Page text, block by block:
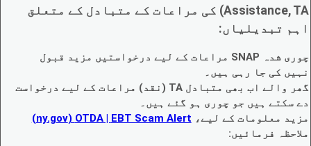
Assistance, TA) کی مراعات کے متبادل کے متعلق
اہم تبدیلیاں:
چوری شدہ SNAP مراعات کے لیے درخواستیں مزید قبول
نہیں کی جا رہی ہیں۔
گھر والے اب بھی متبادل TA (نقد) مراعات کے لیے درخواست
دے سکتے ہیں جو چوری ہو گئے ہیں۔
مزید معلومات کے لیے، EBT Scam Alert ‏| OTDA ‏(ny.gov)
ملاحظہ فرمائیں: